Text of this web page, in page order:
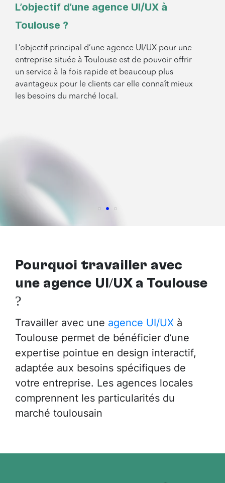
L’objectif d’une agence UI/UX à
Toulouse ?
L’objectif principal d’une agence UI/UX pour une
entreprise située à Toulouse est de pouvoir offrir
un service à la fois rapide et beaucoup plus
avantageux pour le clients car elle connaît mieux
les besoins du marché local.
Pourquoi travailler avec
une agence UI/UX à Toulouse
?
Travailler avec une agence UI/UX à
Toulouse permet de bénéficier d’une
expertise pointue en design interactif,
adaptée aux besoins spécifiques de
votre entreprise. Les agences locales
comprennent les particularités du
marché toulousain